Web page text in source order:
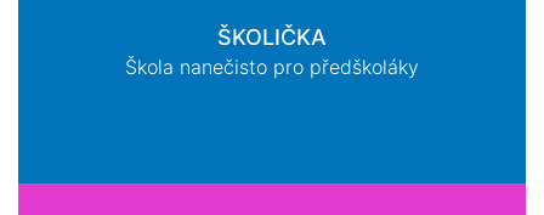
ŠKOLIČKA
Škola nanečisto pro předškoláky